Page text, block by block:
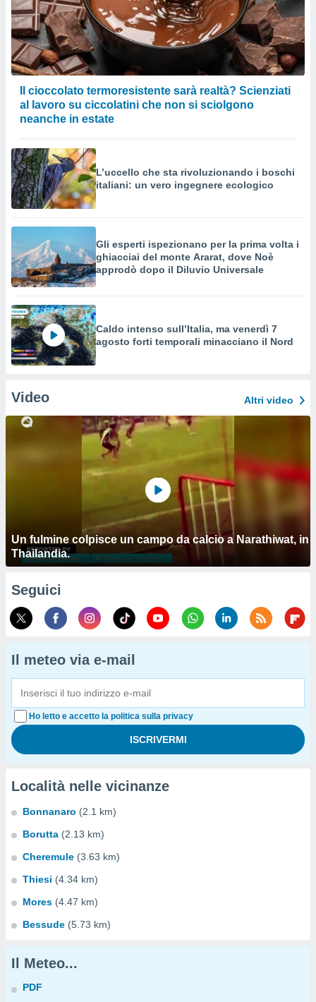
Il cioccolato termoresistente sarà realtà? Scienziati
al lavoro su ciccolatini che non si sciolgono
neanche in estate
L’uccello che sta rivoluzionando i boschi
italiani: un vero ingegnere ecologico
Gli esperti ispezionano per la prima volta i
ghiacciai del monte Ararat, dove Noè
approdò dopo il Diluvio Universale
Caldo intenso sull’Italia, ma venerdì 7
agosto forti temporali minacciano il Nord
Video Altri video
Un fulmine colpisce un campo da calcio a Narathiwat, in
Thailandia.
Seguici
Il meteo via e-mail
Ho letto e accetto la politica sulla privacy
Località nelle vicinanze
Bonnanaro (2.1 km)
Borutta (2.13 km)
Cheremule (3.63 km)
Thiesi (4.34 km)
Mores (4.47 km)
Bessude (5.73 km)
Il Meteo...
PDF